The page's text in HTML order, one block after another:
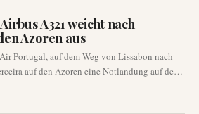
A321 weicht nach
Azoren aus
Portugal, auf dem Weg von Lissabon nach
auf den Azoren eine Notlandung auf dem
Die Umleitung erfolgte am 2. August 2026,